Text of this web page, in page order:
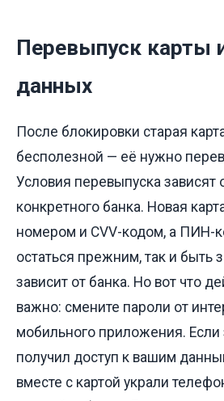
Перевыпуск карты
данных
После блокировки старая
бесполезной — её нужно
Условия перевыпуска зависят
конкретного банка. Новая
номером и CVV-кодом, а ПИН-
остаться прежним, так и быть
зависит от банка. Но вот что
важно: смените пароли от
мобильного приложения.
получил доступ к вашим
вместе с картой украли